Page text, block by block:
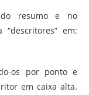
do resumo e no
em:
os por ponto e
em caixa alta.